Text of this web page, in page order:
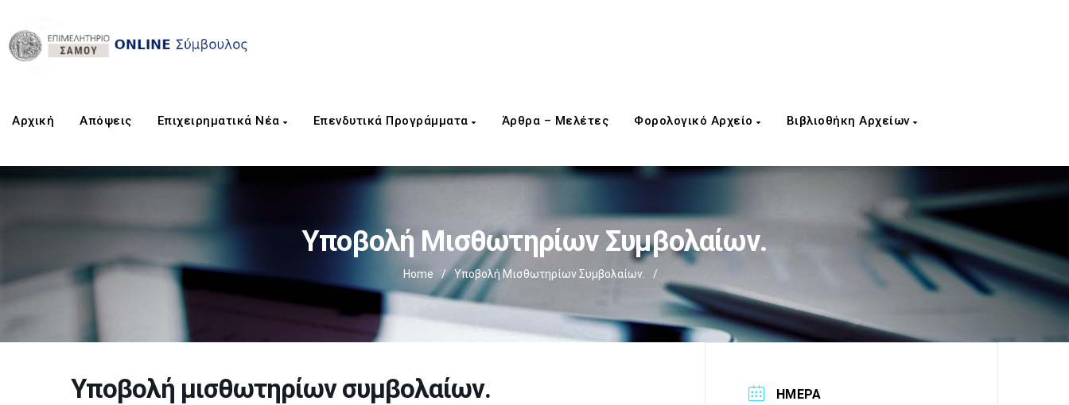
Αρχική Aπόψεις Επιχειρηματικά Νέα Επενδυτικά Προγράμματα Άρθρα – Μελέτες Φορολογικό Αρχείο Βιβλιοθήκη Αρχείων
Υποβολή Μισθωτηρίων Συμβολαίων.
Home / Υποβολή Μισθωτηρίων Συμβολαίων. /
Υποβολή μισθωτηρίων συμβολαίων. ΗΜΕΡΑ